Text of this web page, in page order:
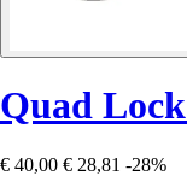
Quad Lock
€ 40,00 € 28,81 -28%